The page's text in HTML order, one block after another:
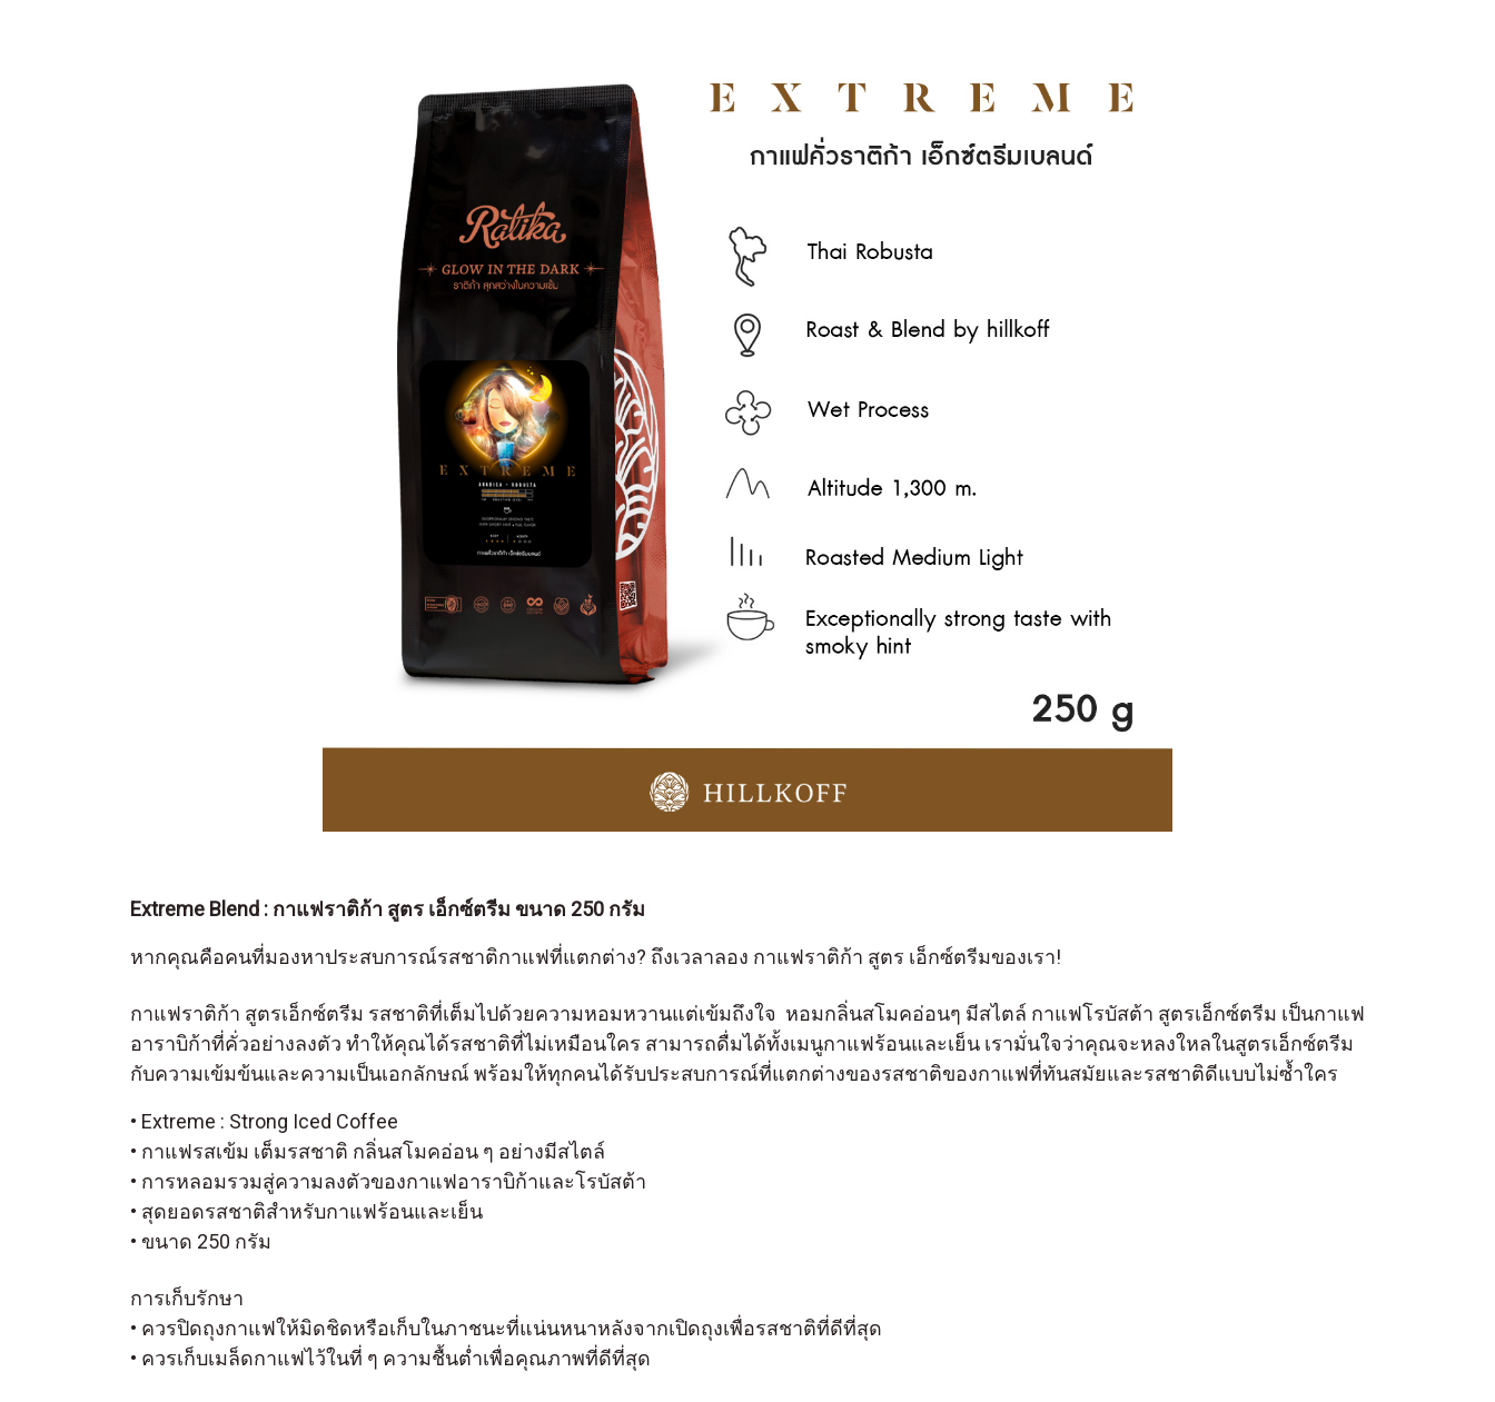
Extreme Blend : กาแฟราติก้า สูตร เอ็กซ์ตรีม ขนาด 250 กรัม
หากคุณคือคนที่มองหาประสบการณ์รสชาติกาแฟที่แตกต่าง? ถึงเวลาลอง กาแฟราติก้า สูตร เอ็กซ์ตรีมของเรา!
กาแฟราติก้า สูตรเอ็กซ์ตรีม รสชาติที่เต็มไปด้วยความหอมหวานแต่เข้มถึงใจ หอมกลิ่นสโมคอ่อนๆ มีสไตล์ กาแฟโรบัสต้า สูตรเอ็กซ์ตรีม เป็นกาแฟ
อาราบิก้าที่คั่วอย่างลงตัว ทำให้คุณได้รสชาติที่ไม่เหมือนใคร สามารถดื่มได้ทั้งเมนูกาแฟร้อนและเย็น เรามั่นใจว่าคุณจะหลงใหลในสูตรเอ็กซ์ตรีม
กับความเข้มข้นและความเป็นเอกลักษณ์ พร้อมให้ทุกคนได้รับประสบการณ์ที่แตกต่างของรสชาติของกาแฟที่ทันสมัยและรสชาติดีแบบไม่ซ้ำใคร
• Extreme : Strong Iced Coffee
• กาแฟรสเข้ม เต็มรสชาติ กลิ่นสโมคอ่อน ๆ อย่างมีสไตล์
• การหลอมรวมสู่ความลงตัวของกาแฟอาราบิก้าและโรบัสต้า
• สุดยอดรสชาติสำหรับกาแฟร้อนและเย็น
• ขนาด 250 กรัม
การเก็บรักษา
• ควรปิดถุงกาแฟให้มิดชิดหรือเก็บในภาชนะที่แน่นหนาหลังจากเปิดถุงเพื่อรสชาติที่ดีที่สุด
• ควรเก็บเมล็ดกาแฟไว้ในที่ ๆ ความชื้นต่ำเพื่อคุณภาพที่ดีที่สุด